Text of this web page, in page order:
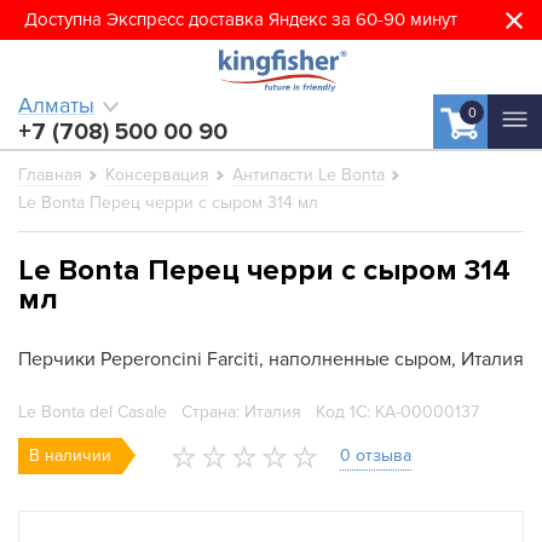
Доступна Экспресс доставка Яндекс за 60-90 минут
0
Алматы
+7 (708) 500 00 90
Главная Консервация
Антипасти Le Bonta
Le Bonta Перец черри с сыром 314 мл
Le Bonta Перец черри с сыром 314
мл
Перчики Peperoncini Farciti, наполненные сыром, Италия
Le Bonta del Casale Страна: Италия Код 1С: КА-00000137
В наличии 0 отзыва